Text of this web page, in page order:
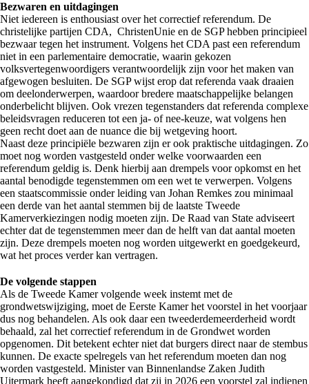
Bezwaren en uitdagingen
Niet iedereen is enthousiast over het correctief referendum. De
christelijke partijen CDA, ChristenUnie en de SGP hebben principieel
bezwaar tegen het instrument. Volgens het CDA past een referendum
niet in een parlementaire democratie, waarin gekozen
volksvertegenwoordigers verantwoordelijk zijn voor het maken van
afgewogen besluiten. De SGP wijst erop dat referenda vaak draaien
om deelonderwerpen, waardoor bredere maatschappelijke belangen
onderbelicht blijven. Ook vrezen tegenstanders dat referenda complexe
beleidsvragen reduceren tot een ja- of nee-keuze, wat volgens hen
geen recht doet aan de nuance die bij wetgeving hoort.
Naast deze principiële bezwaren zijn er ook praktische uitdagingen. Zo
moet nog worden vastgesteld onder welke voorwaarden een
referendum geldig is. Denk hierbij aan drempels voor opkomst en het
aantal benodigde tegenstemmen om een wet te verwerpen. Volgens
een staatscommissie onder leiding van Johan Remkes zou minimaal
een derde van het aantal stemmen bij de laatste Tweede
Kamerverkiezingen nodig moeten zijn. De Raad van State adviseert
echter dat de tegenstemmen meer dan de helft van dat aantal moeten
zijn. Deze drempels moeten nog worden uitgewerkt en goedgekeurd,
wat het proces verder kan vertragen.
De volgende stappen
Als de Tweede Kamer volgende week instemt met de
grondwetswijziging, moet de Eerste Kamer het voorstel in het voorjaar
dus nog behandelen. Als ook daar een tweederdemeerderheid wordt
behaald, zal het correctief referendum in de Grondwet worden
opgenomen. Dit betekent echter niet dat burgers direct naar de stembus
kunnen. De exacte spelregels van het referendum moeten dan nog
worden vastgesteld. Minister van Binnenlandse Zaken Judith
Uitermark heeft aangekondigd dat zij in 2026 een voorstel zal indienen